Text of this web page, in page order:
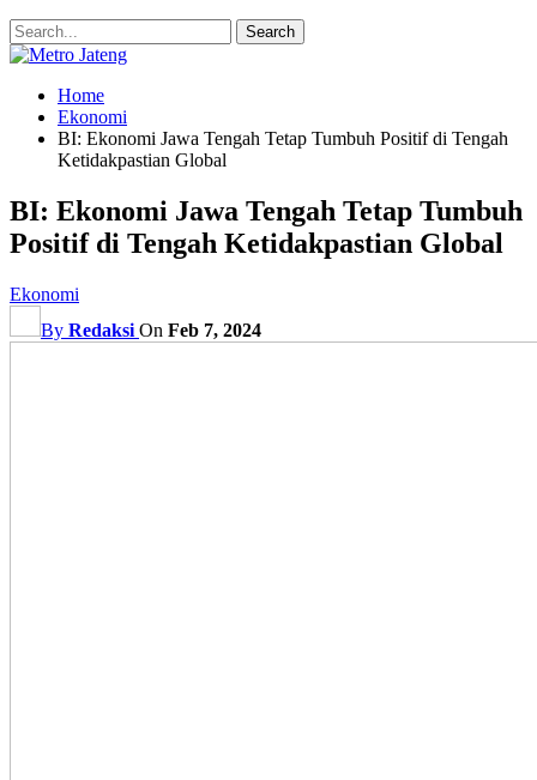
Home
Ekonomi
BI: Ekonomi Jawa Tengah Tetap Tumbuh Positif di Tengah
Ketidakpastian Global
BI: Ekonomi Jawa Tengah Tetap Tumbuh
Positif di Tengah Ketidakpastian Global
Ekonomi
By Redaksi On Feb 7, 2024